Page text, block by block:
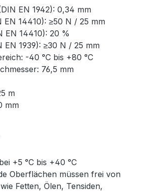
EN 1942): 0,34 mm
EN 14410): ≥50 N / 25 mm
EN 14410): 20 %
EN 1939): ≥30 N / 25 mm
-40 °C bis +80 °C
76,5 mm
m
mm
+5 °C bis +40 °C
Oberflächen müssen frei von
Fetten, Ölen, Tensiden,